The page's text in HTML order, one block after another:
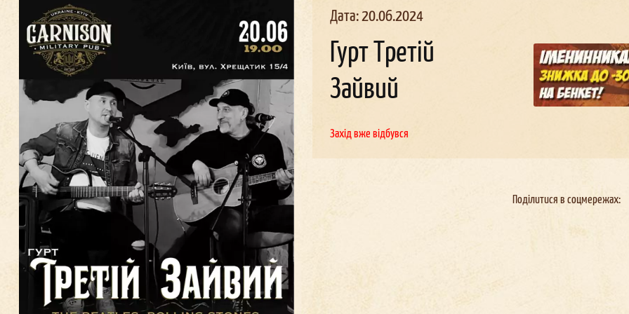
Дата: 20.06.2024
Гурт Третій
Зайвий
Захід вже відбувся
Поділитися в соцмережах:
Корпоративні
захо
ди
Garnison
Зни
жка
до
дня
наро
д